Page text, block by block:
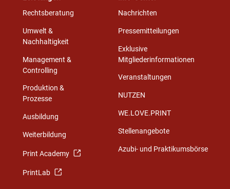
Rechtsberatung
Umwelt &
Nachhaltigkeit
Management &
Controlling
Produktion &
Prozesse
Ausbildung
Weiterbildung
Print Academy
PrintLab
Nachrichten
Pressemitteilungen
Exklusive
Mitgliederinformationen
Veranstaltungen
NUTZEN
WE.LOVE.PRINT
Stellenangebote
Azubi- und Praktikumsbörse